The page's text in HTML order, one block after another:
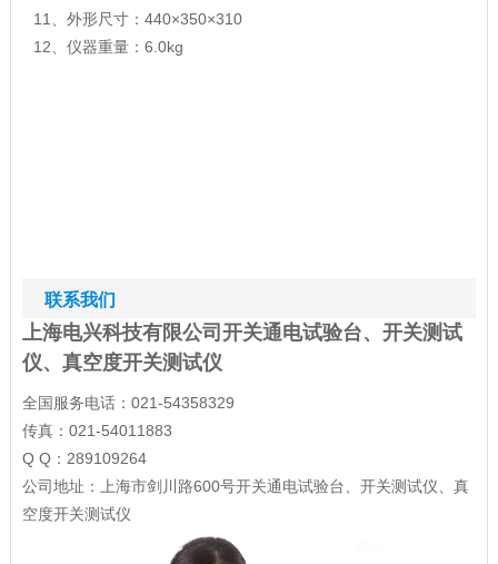
11、外形尺寸：440×350×310
12、仪器重量：6.0kg
联系我们
上海电兴科技有限公司开关通电试验台、开关测试
仪、真空度开关测试仪
全国服务电话：021-54358329
传真：021-54011883
Q Q：289109264
公司地址：上海市剑川路600号开关通电试验台、开关测试仪、真
空度开关测试仪